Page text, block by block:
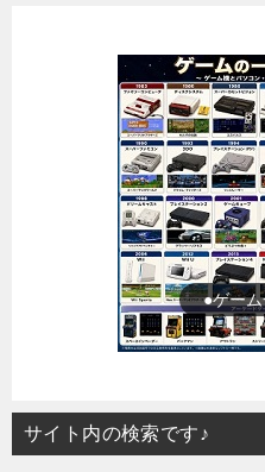
●東方
サイト内の検索です♪